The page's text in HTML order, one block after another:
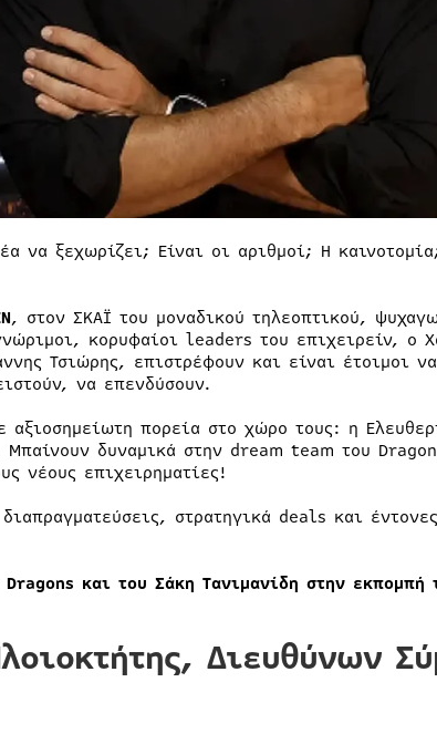
να ξεχωρίζει; Είναι οι αριθμοί; Η
, στον ΣΚΑΪ του μοναδικού τηλεοπτικού,
κορυφαίοι leaders του επιχειρείν, ο
Τσιώρης, επιστρέφουν και είναι έτοιμοι
να επενδύσουν.
αξιοσημείωτη πορεία στο χώρο τους: η
δυναμικά στην dream team του
νέους επιχειρηματίες!
στρατηγικά deals και
και του Σάκη Τανιμανίδη στην εκπομπή
Διευθύνων